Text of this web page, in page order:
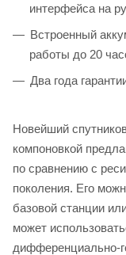
интерфейса на
Встроенный
работы до 20
Два года
Новейший
компоновкой
по сравнению с
поколения. Его
базовой станции
может
дифференциально-